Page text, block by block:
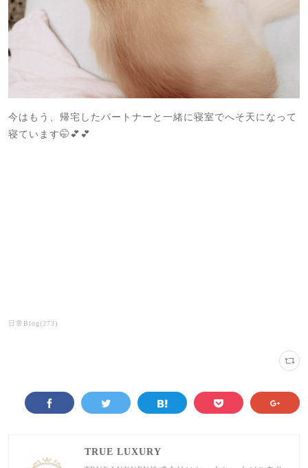
今はもう、帰宅したパートナーと一緒に寝室でへそ天になって
寝ています🤭💕💕
日常Blog(273)
TRUE LUXURY